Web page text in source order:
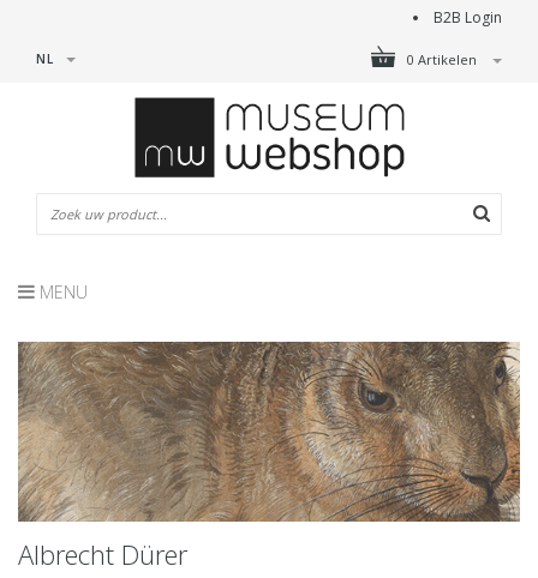
B2B Login
0 Artikelen
NL
MENU
Albrecht Dürer